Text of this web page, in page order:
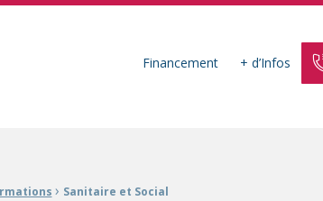
Financement + d’Infos
› Sanitaire et Social